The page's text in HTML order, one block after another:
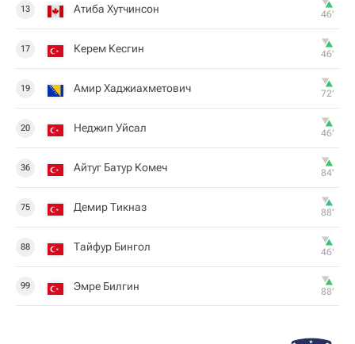
13 Атиба Хутчинсон 46‎’‎
17 Керем Кесгин 46‎’‎
19 Амир Хаджиахметович 72‎’‎
20 Неджип Уйсал 46‎’‎
36 Айтуг Батур Комеч 84‎’‎
75 Демир Тикназ 88‎’‎
88 Тайфур Бингол 46‎’‎
99 Эмре Билгин 88‎’‎